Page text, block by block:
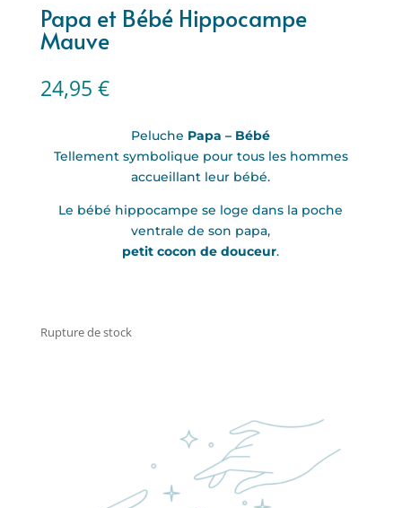
Papa et Bébé Hippocampe
Mauve
24,95 €
Peluche Papa – Bébé
Tellement symbolique pour tous les hommes
accueillant leur bébé.
Le bébé hippocampe se loge dans la poche
ventrale de son papa,
petit cocon de douceur.
Rupture de stock